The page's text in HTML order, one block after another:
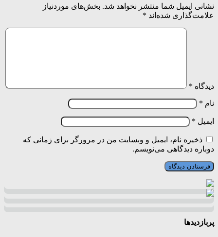
نشانی ایمیل شما منتشر نخواهد شد. بخش‌های موردنیاز
علامت‌گذاری شده‌اند *
دیدگاه *
نام *
ایمیل *
ذخیره نام، ایمیل و وبسایت من در مرورگر برای زمانی که
دوباره دیدگاهی می‌نویسم.
پربازدیدها